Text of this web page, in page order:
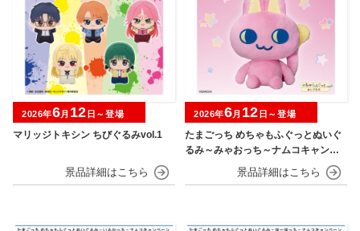
マリッジトキシン ちびぐるみvol.1
2026年6月 12 日～登場
たまごっち めちゃもふぐっとぬいぐ
るみ～みゃおっち～ナムコキャンペ
2026年6月 12 日～登場